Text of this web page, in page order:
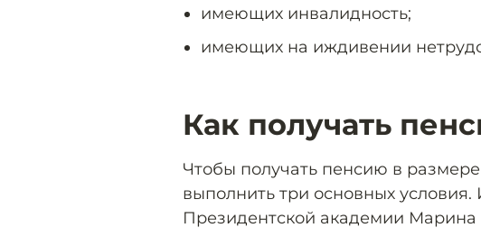
имеющих инвалидность;
имеющих на иждивении
Как получать
Чтобы получать пенсию в
выполнить три основных условия.
Президентской академии Марина